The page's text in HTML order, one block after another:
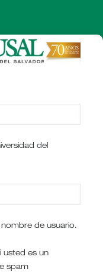
del
de usuario.
usted es un
spam